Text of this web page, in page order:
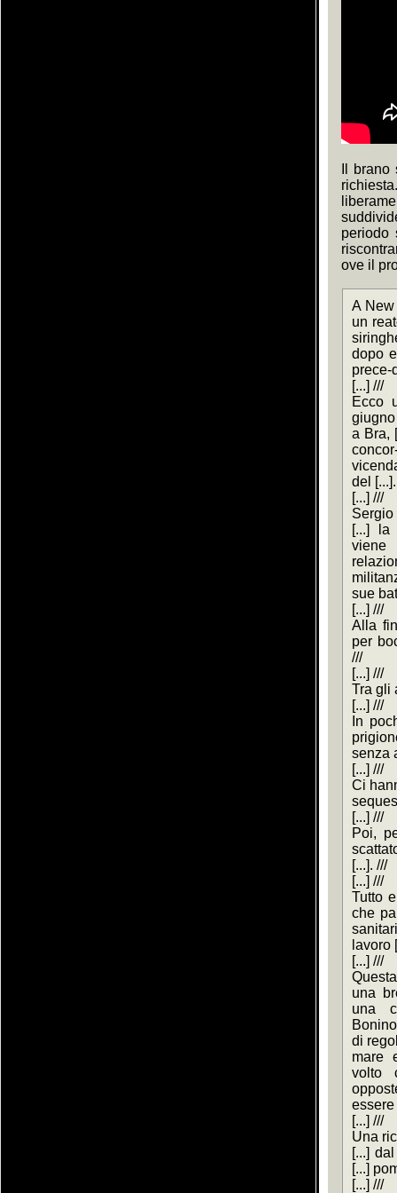
Il
periodo
ove il
A New
un
dopo
prece-
[...] ///
Ecco
a Bra,
del
[...] ///
[...] la
sue
[...] ///
Alla
per
///
[...] ///
Tra gli
[...] ///
In
senza
[...] ///
Ci
[...] ///
Poi,
[...]. ///
[...] ///
Tutto
che
lavoro
[...] ///
una
una
di
mare
volto
essere
[...] ///
Una
[...]
[...]
[...] ///